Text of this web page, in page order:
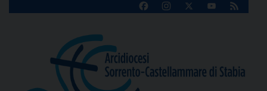
FacebookInstagram
X
YouTube
Feed